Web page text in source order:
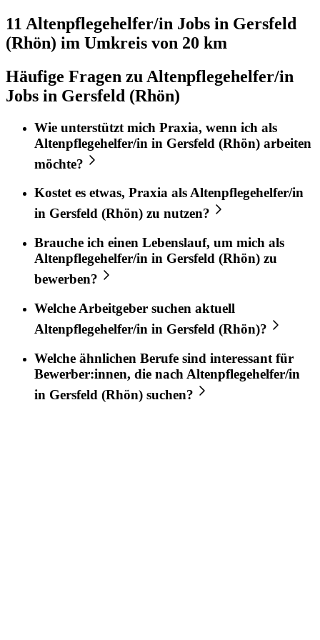
11 Altenpflegehelfer/in Jobs in Gersfeld
(Rhön) im Umkreis von 20 km
Häufige Fragen zu Altenpflegehelfer/in
Jobs in Gersfeld (Rhön)
Wie unterstützt mich Praxia, wenn ich als
Altenpflegehelfer/in in Gersfeld (Rhön) arbeiten
möchte?
Kostet es etwas, Praxia alsAltenpflegehelfer/in
in Gersfeld (Rhön) zu nutzen?
Brauche ich einen Lebenslauf, um mich als
Altenpflegehelfer/in in Gersfeld (Rhön) zu
bewerben?
Welche Arbeitgeber suchen aktuell
Altenpflegehelfer/in in Gersfeld (Rhön)?
Welche ähnlichen Berufe sind interessant für
Bewerber:innen, die nach Altenpflegehelfer/in
in Gersfeld (Rhön) suchen?